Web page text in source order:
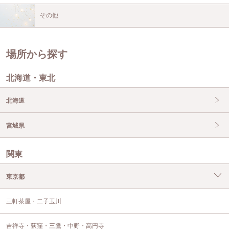
その他
場所から探す
北海道・東北
北海道
宮城県
関東
東京都
三軒茶屋・二子玉川
吉祥寺・荻窪・三鷹・中野・高円寺